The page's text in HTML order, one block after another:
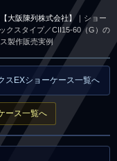
大阪陳列株式会社】 ｜ショー
クスタイプ／CII15-60（G）の
製作販売実例
スEXショーケース一覧へ
ース一覧へ